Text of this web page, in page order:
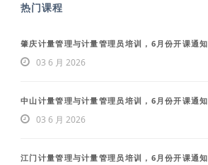
热门课程
肇庆计量管理与计量管理员培训，6月份开课通知
03 6 月 2026
中山计量管理与计量管理员培训，6月份开课通知
03 6 月 2026
江门计量管理与计量管理员培训，6月份开课通知